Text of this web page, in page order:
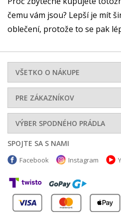
čemu vám jsou? Lepší je mít
oblečení, protože to se pak
VŠETKO O NÁKUPE
PRE ZÁKAZNÍKOV
VÝBER SPODNÉHO PRÁDLA
SPOJTE SA S NAMI
Facebook Instagram